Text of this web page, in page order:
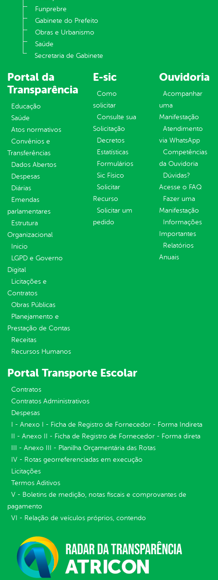
Funprebre
Gabinete do Prefeito
Obras e Urbanismo
Saúde
Secretaria de Gabinete
Portal da
Transparência
Educação
Saúde
Atos normativos
Convênios e
Transferências
Dados Abertos
Despesas
Diárias
Emendas
parlamentares
Estrutura
Organizacional
Inicio
LGPD e Governo
Digital
Licitações e
Contratos
Obras Públicas
Planejamento e
Prestação de Contas
Receitas
Recursos Humanos
E-sic
Como
solicitar
Consulte sua
Solicitação
Decretos
Estatísticas
Formulários
Sic Físico
Solicitar
Recurso
Solicitar um
pedido
Ouvidoria
Acompanhar
uma
Manifestação
Atendimento
via WhatsApp
Competências
da Ouvidoria
Dúvidas?
Acesse o FAQ
Fazer uma
Manifestação
Informações
Importantes
Relatórios
Anuais
Portal Transporte Escolar
Contratos
Contratos Administrativos
Despesas
I - Anexo I - Ficha de Registro de Fornecedor - Forma Indireta
II - Anexo II - Ficha de Registro de Fornecedor - Forma direta
III - Anexo III - Planilha Orçamentária das Rotas
IV - Rotas georreferenciadas em execução
Licitações
Termos Aditivos
V - Boletins de medição, notas fiscais e comprovantes de
pagamento
VI - Relação de veículos próprios, contendo